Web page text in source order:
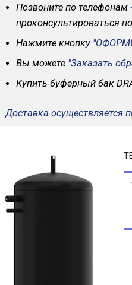
Позвоните по телефонам
проконсультироваться
Нажмите кнопку
Вы можете "Заказать
Купить буферный бак
Доставка осуществляется